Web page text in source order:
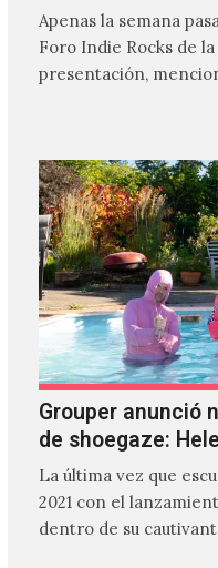
Apenas la semana
Foro Indie Rocks de
presentación,
Grouper anunció
de shoegaze:
La última vez que
2021 con el
dentro de su